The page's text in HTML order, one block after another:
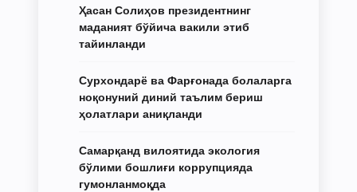
Ҳасан Солиҳов президентнинг
маданият бўйича вакили этиб
тайинланди
Сурхондарё ва Фарғонада болаларга
ноқонуний диний таълим бериш
ҳолатлари аниқланди
Самарқанд вилоятида экология
бўлими бошлиғи коррупцияда
гумонланмоқда